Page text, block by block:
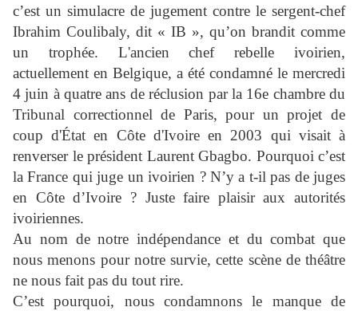
c’est un simulacre de jugement contre le sergent-chef
Ibrahim Coulibaly, dit « IB », qu’on brandit comme
un trophée. L'ancien chef rebelle ivoirien,
actuellement en Belgique, a été condamné le mercredi
4 juin à quatre ans de réclusion par la 16e chambre du
Tribunal correctionnel de Paris, pour un projet de
coup d'État en Côte d'Ivoire en 2003 qui visait à
renverser le président Laurent Gbagbo. Pourquoi c’est
la France qui juge un ivoirien ? N’y a t-il pas de juges
en Côte d’Ivoire ? Juste faire plaisir aux autorités
ivoiriennes.
Au nom de notre indépendance et du combat que
nous menons pour notre survie, cette scène de théâtre
ne nous fait pas du tout rire.
C’est pourquoi, nous condamnons le manque de